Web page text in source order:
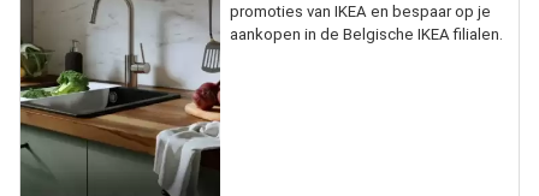
promoties van IKEA en bespaar op je
aankopen in de Belgische IKEA filialen.